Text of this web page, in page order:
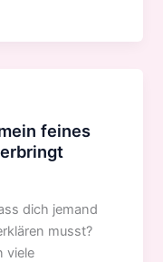
feines
dich jemand
musst?
viele